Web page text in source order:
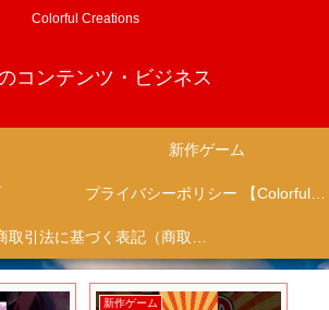
Colorful Creations
コンテンツ・ビジネス
新作ゲーム
プライバシーポリシー 【Colorful Creation】
特定商取引法に基づく表記（商取引に関する開示）
新作ゲーム